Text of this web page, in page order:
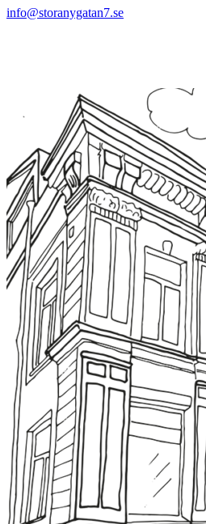
info@storanygatan7.se